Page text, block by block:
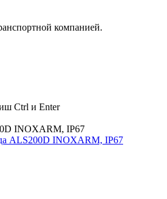
компанией.
Ctrl и Enter
ALS200D INOXARM, IP67